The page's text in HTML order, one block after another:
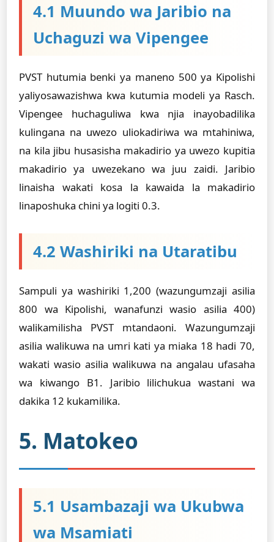
4.1 Muundo wa Jaribio na
Uchaguzi wa Vipengee
PVST hutumia benki ya maneno 500 ya Kipolishi
yaliyosawazishwa kwa kutumia modeli ya Rasch.
Vipengee huchaguliwa kwa njia inayobadilika
kulingana na uwezo uliokadiriwa wa mtahiniwa,
na kila jibu husasisha makadirio ya uwezo kupitia
makadirio ya uwezekano wa juu zaidi. Jaribio
linaisha wakati kosa la kawaida la makadirio
linaposhuka chini ya logiti 0.3.
4.2 Washiriki na Utaratibu
Sampuli ya washiriki 1,200 (wazungumzaji asilia
800 wa Kipolishi, wanafunzi wasio asilia 400)
walikamilisha PVST mtandaoni. Wazungumzaji
asilia walikuwa na umri kati ya miaka 18 hadi 70,
wakati wasio asilia walikuwa na angalau ufasaha
wa kiwango B1. Jaribio lilichukua wastani wa
dakika 12 kukamilika.
5. Matokeo
5.1 Usambazaji wa Ukubwa
wa Msamiati